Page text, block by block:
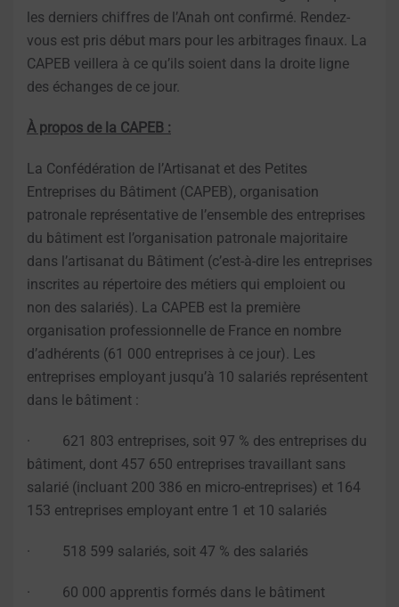
les derniers chiffres de l’Anah ont confirmé. Rendez-
vous est pris début mars pour les arbitrages finaux. La
CAPEB veillera à ce qu’ils soient dans la droite ligne
des échanges de ce jour.
À propos de la CAPEB :
La Confédération de l’Artisanat et des Petites
Entreprises du Bâtiment (CAPEB), organisation
patronale représentative de l’ensemble des entreprises
du bâtiment est l’organisation patronale majoritaire
dans l’artisanat du Bâtiment (c’est-à-dire les entreprises
inscrites au répertoire des métiers qui emploient ou
non des salariés). La CAPEB est la première
organisation professionnelle de France en nombre
d’adhérents (61 000 entreprises à ce jour). Les
entreprises employant jusqu’à 10 salariés représentent
dans le bâtiment :
· 621 803 entreprises, soit 97 % des entreprises du
bâtiment, dont 457 650 entreprises travaillant sans
salarié (incluant 200 386 en micro-entreprises) et 164
153 entreprises employant entre 1 et 10 salariés
· 518 599 salariés, soit 47 % des salariés
· 60 000 apprentis formés dans le bâtiment